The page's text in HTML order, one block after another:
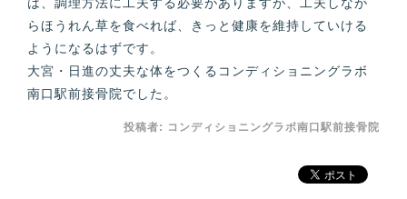
は、調理方法に工夫する必要がありますが、工夫しなが
らほうれん草を食べれば、きっと健康を維持していける
ようになるはずです。
大宮・日進の丈夫な体をつくるコンディショニングラボ
南口駅前接骨院でした。
投稿者: コンディショニングラボ南口駅前接骨院